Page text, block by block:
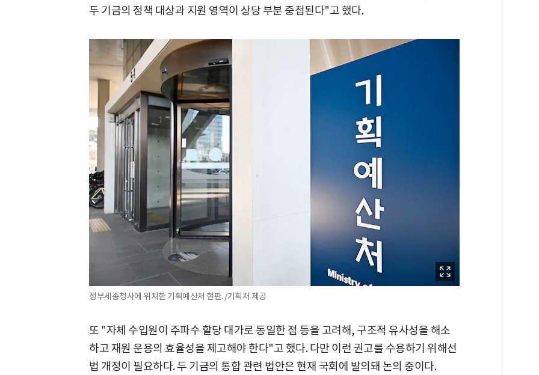
두 기금의 정책 대상과 지원 영역이 상당 부분 중첩된다"고 했다.
정부세종청사에 위치한 기획예산처 현판. /기획처 제공
또 "자체 수입원이 주파수 할당 대가로 동일한 점 등을 고려해, 구조적 유사성을 해소
하고 재원 운용의 효율성을 제고해야 한다"고 했다. 다만 이런 권고를 수용하기 위해선
법 개정이 필요하다. 두 기금의 통합 관련 법안은 현재 국회에 발의돼 논의 중이다.